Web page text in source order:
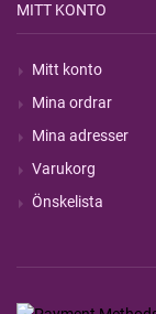
MITT KONTO
Mitt konto
Mina ordrar
Mina adresser
Varukorg
Önskelista